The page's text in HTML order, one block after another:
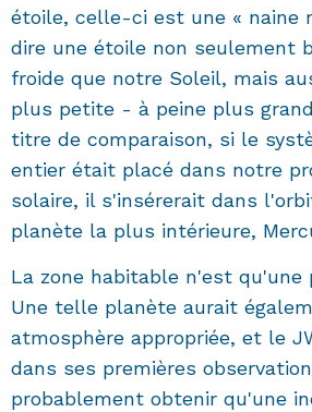
étoile, celle-ci est une « naine
dire une étoile non seulement
froide que notre Soleil, mais
plus petite - à peine plus
titre de comparaison, si le
entier était placé dans notre
solaire, il s'insérerait dans
planète la plus intérieure,
La zone habitable n'est qu'une
Une telle planète aurait
atmosphère appropriée, et le
dans ses premières
probablement obtenir qu'une